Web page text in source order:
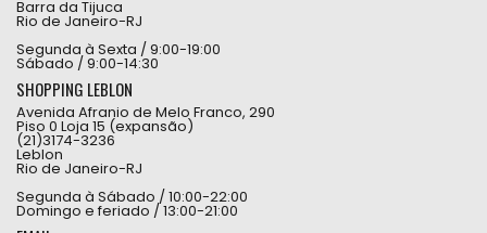
Barra da Tijuca
Rio de Janeiro-RJ
Segunda à Sexta / 9:00-19:00
Sábado / 9:00-14:30
SHOPPING LEBLON
Avenida Afranio de Melo Franco, 290
Piso 0 Loja 15 (expansão)
(21)3174-3236
Leblon
Rio de Janeiro-RJ
Segunda à Sábado / 10:00-22:00
Domingo e feriado / 13:00-21:00